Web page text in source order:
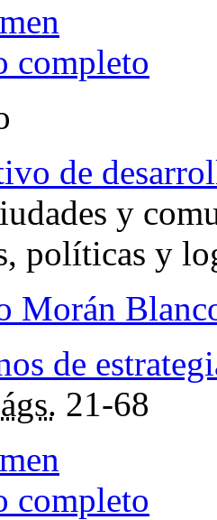
completo
de
y
políticas y
Morán
de
21-68
completo